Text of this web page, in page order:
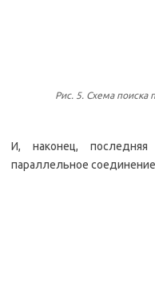
Рис. 5. Схема поиска
И, наконец,
параллельное